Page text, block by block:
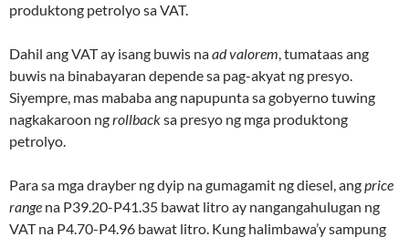
produktong petrolyo sa VAT.
Dahil ang VAT ay isang buwis naad valorem, tumataas ang
buwis na binabayaran depende sa pag-akyat ng presyo.
Siyempre, mas mababa ang napupunta sa gobyerno tuwing
nagkakaroon ngrollbacksa presyo ng mga produktong
petrolyo.
Para sa mga drayber ng dyip na gumagamit ng diesel, angprice
range na P39.20-P41.35 bawat litro ay nangangahulugan ng
VAT na P4.70-P4.96 bawat litro. Kung halimbawa’y sampung